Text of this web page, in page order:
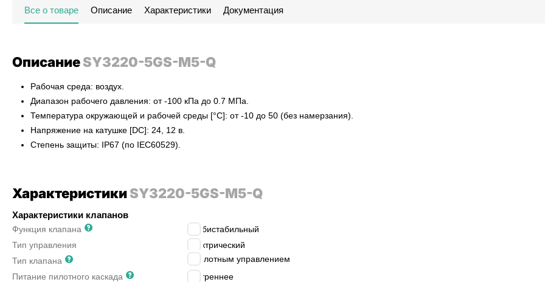
Все о товаре Описание Характеристики Документация
ОписаниеSY3220-5GS-M5-Q
Рабочая среда: воздух.
Диапазон рабочего давления: от -100 кПа до 0.7 МПа.
Температура окружающей и рабочей среды [°C]: от -10 до 50 (без намерзания).
Напряжение на катушке [DC]: 24, 12 в.
Степень защиты: IP67 (по IEC60529).
ХарактеристикиSY3220-5GS-M5-Q
Характеристики клапанов
Функция клапана
5/2 бистабильный
Тип управления
электрический
Тип клапана
с пилотным управлением
Питание пилотного каскада
внутреннее